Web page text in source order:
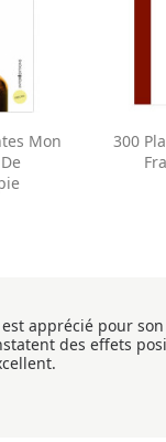
Mon

300
apprécié pour
des effets